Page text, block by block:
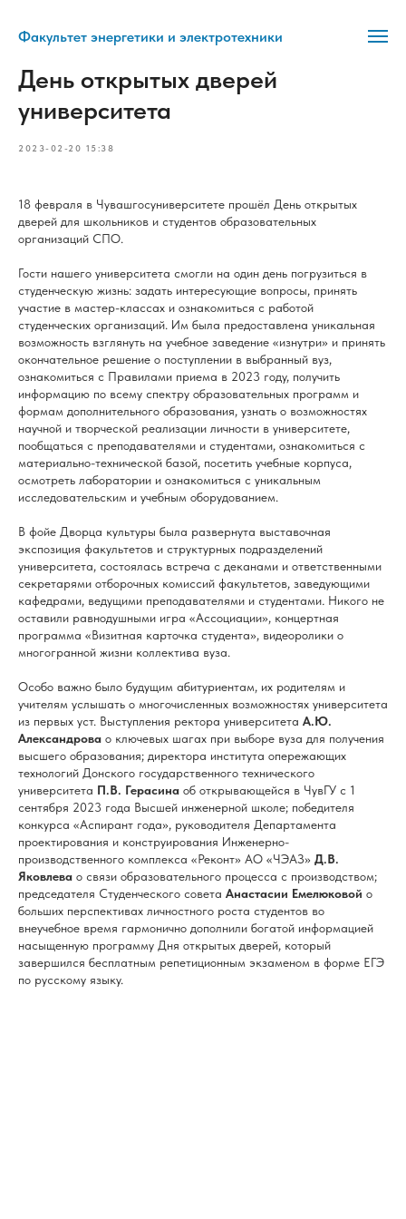
Факультет энергетики и электротехники
День открытых дверей
университета
2023-02-20 15:38
18 февраля в Чувашгосуниверситете прошёл День открытых
дверей для школьников и студентов образовательных
организаций СПО.
Гости нашего университета смогли на один день погрузиться в
студенческую жизнь: задать интересующие вопросы, принять
участие в мастер-классах и ознакомиться с работой
студенческих организаций. Им была предоставлена уникальная
возможность взглянуть на учебное заведение «изнутри» и принять
окончательное решение о поступлении в выбранный вуз,
ознакомиться с Правилами приема в 2023 году, получить
информацию по всему спектру образовательных программ и
формам дополнительного образования, узнать о возможностях
научной и творческой реализации личности в университете,
пообщаться с преподавателями и студентами, ознакомиться с
материально-технической базой, посетить учебные корпуса,
осмотреть лаборатории и ознакомиться с уникальным
исследовательским и учебным оборудованием.
В фойе Дворца культуры была развернута выставочная
экспозиция факультетов и структурных подразделений
университета, состоялась встреча с деканами и ответственными
секретарями отборочных комиссий факультетов, заведующими
кафедрами, ведущими преподавателями и студентами. Никого не
оставили равнодушными игра «Ассоциации», концертная
программа «Визитная карточка студента», видеоролики о
многогранной жизни коллектива вуза.
Особо важно было будущим абитуриентам, их родителям и
учителям услышать о многочисленных возможностях университета
из первых уст. Выступления ректора университета А.Ю.
Александрова о ключевых шагах при выборе вуза для получения
высшего образования; директора института опережающих
технологий Донского государственного технического
университета П.В. Герасина об открывающейся в ЧувГУ с 1
сентября 2023 года Высшей инженерной школе; победителя
конкурса «Аспирант года», руководителя Департамента
проектирования и конструирования Инженерно-
производственного комплекса «Реконт» АО «ЧЭАЗ» Д.В.
Яковлева о связи образовательного процесса с производством;
председателя Студенческого совета Анастасии Емелюковой о
больших перспективах личностного роста студентов во
внеучебное время гармонично дополнили богатой информацией
насыщенную программу Дня открытых дверей, который
завершился бесплатным репетиционным экзаменом в форме ЕГЭ
по русскому языку.